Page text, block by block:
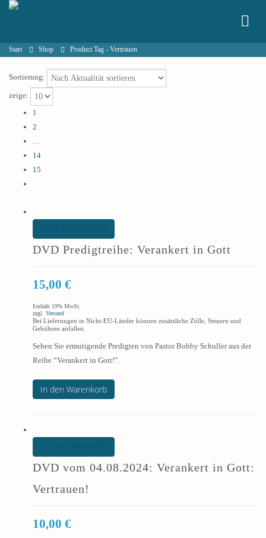
Start Shop Product Tag - Vertrauen
Sortierung:
zeige:
1
2
…
14
15
DVD Predigtreihe: Verankert in Gott
15,00 €
Enthält 19% MwSt.
zzgl. Versand
Bei Lieferungen in Nicht-EU-Länder können zusätzliche Zölle, Steuern und
Gebühren anfallen.
Sehen Sie ermutigende Predigten von Pastor Bobby Schuller aus der
Reihe “Verankert in Gott!”.
In den Warenkorb
DVD vom 04.08.2024: Verankert in Gott:
Vertrauen!
10,00 €